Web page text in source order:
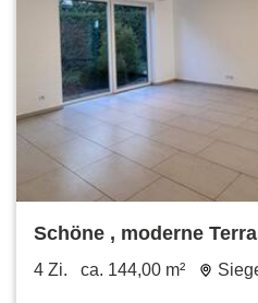
Schöne , moderne
4 Zi. ca. 144,00 m²